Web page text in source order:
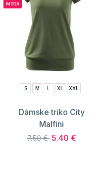
MEGA
S M L XL XXL
Dámske triko City
Malfini
7.50 € 5.40 €